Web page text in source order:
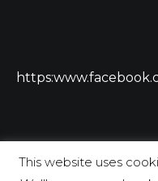
This website uses